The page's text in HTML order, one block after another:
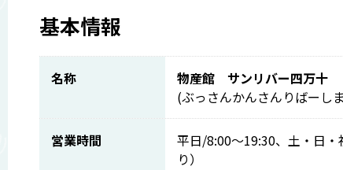
基本情報
名称
物産館 サンリバー四万十
(ぶっさんかんさんりばーし
営業時間
平日/8:00～19:30、土・日
り）